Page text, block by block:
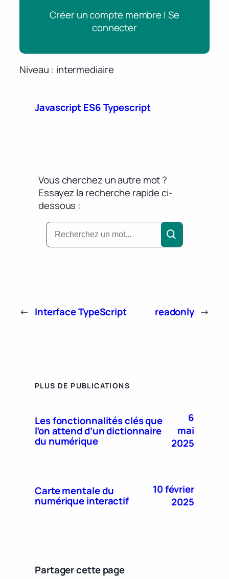
Créer un compte membre | Se
connecter
Niveau intermediaire
Javascript ES6 Typescript
Vous cherchez un autre mot ?
Essayez la recherche rapide ci-
dessous :
← Interface TypeScript readonly →
PLUS DE PUBLICATIONS
Les fonctionnalités clés que
l’on attend d’un dictionnaire
du numérique
6
mai
2025
Carte mentale du
numérique interactif
10 février
2025
Partager cette page